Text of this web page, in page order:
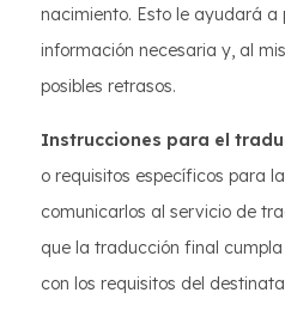
nacimiento. Esto le ayudará a
información necesaria y, al
posibles retrasos.
Instrucciones para el
o requisitos específicos para
comunicarlos al servicio de
que la traducción final
con los requisitos del